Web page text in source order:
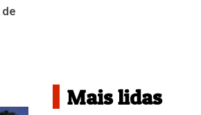
Mais lidas